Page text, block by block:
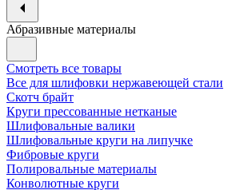
Абразивные материалы
Смотреть все товары
Все для шлифовки нержавеющей стали
Скотч брайт
Круги прессованные нетканые
Шлифовальные валики
Шлифовальные круги на липучке
Фибровые круги
Полировальные материалы
Конволютные круги